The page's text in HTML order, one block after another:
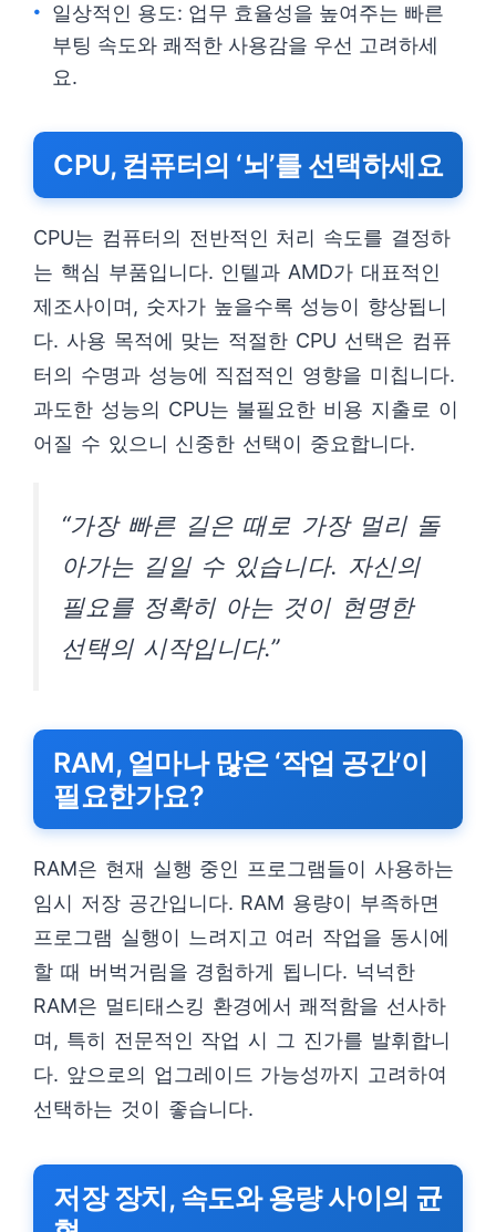
일상적인 용도: 업무 효율성을 높여주는 빠른
부팅 속도와 쾌적한 사용감을 우선 고려하세
요.
CPU, 컴퓨터의 ‘뇌’를 선택하세요
CPU는 컴퓨터의 전반적인 처리 속도를 결정하
는 핵심 부품입니다. 인텔과 AMD가 대표적인
제조사이며, 숫자가 높을수록 성능이 향상됩니
다. 사용 목적에 맞는 적절한 CPU 선택은 컴퓨
터의 수명과 성능에 직접적인 영향을 미칩니다.
과도한 성능의 CPU는 불필요한 비용 지출로 이
어질 수 있으니 신중한 선택이 중요합니다.
“가장 빠른 길은 때로 가장 멀리 돌
아가는 길일 수 있습니다. 자신의
필요를 정확히 아는 것이 현명한
선택의 시작입니다.”
RAM, 얼마나 많은 ‘작업 공간’이
필요한가요?
RAM은 현재 실행 중인 프로그램들이 사용하는
임시 저장 공간입니다. RAM 용량이 부족하면
프로그램 실행이 느려지고 여러 작업을 동시에
할 때 버벅거림을 경험하게 됩니다. 넉넉한
RAM은 멀티태스킹 환경에서 쾌적함을 선사하
며, 특히 전문적인 작업 시 그 진가를 발휘합니
다. 앞으로의 업그레이드 가능성까지 고려하여
선택하는 것이 좋습니다.
저장 장치, 속도와 용량 사이의 균